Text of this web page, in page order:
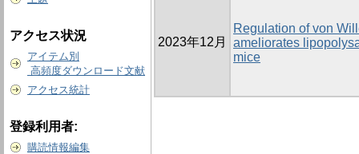
アクセス状況
アイテム別
高頻度ダウンロード文献
アクセス統計
登録利用者:
購読情報編集
2023年12月
Regulation of von
ameliorates
mice